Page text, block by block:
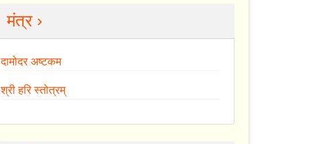
मंत्र ›
दामोदर अष्टकम
श्री हरि स्तोत्रम्